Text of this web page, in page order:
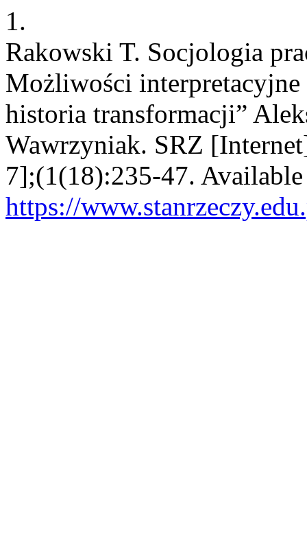
1.
Rakowski T. Socjologia
Możliwości
historia transformacji”
Wawrzyniak. SRZ
7];(1(18):235-47.
https://